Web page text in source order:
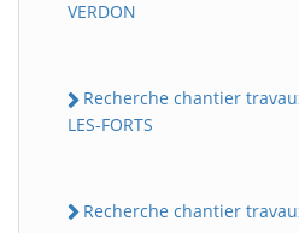
VERDON
Recherche chantier
LES-FORTS
Recherche chantier